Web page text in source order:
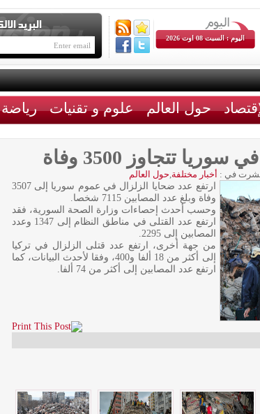
اليوم : السبت 08 اوت 2026
حول العالم علوم و تقنيات رياضة
تتجاوز 3500 وفاة
في : أخبار مختلفة,حول العالم
ارتفع عدد ضحايا الزلزال في عموم سوريا إلى 3507
وفاة وبلغ عدد المصابين 7115 شخصا.
وحسب أحدث إحصاءات وزارة الصحة السورية، فقد
ارتفع عدد القتلى في مناطق النظام إلى 1347 وعدد
المصابين إلى 2295.
من جهة أخرى، ارتفع عدد قتلى الزلزال في تركيا
إلى أكثر من 18 ألفا و400، وفقا لأحدث البيانات، كما
ارتفع عدد المصابين إلى أكثر من 74 ألفا.